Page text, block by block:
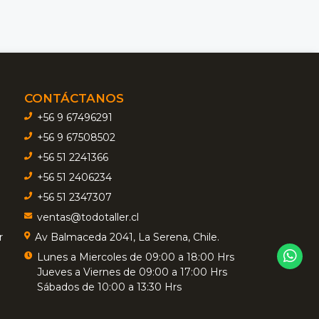
CONTÁCTANOS
+56 9 67496291
+56 9 67508502
+56 51 2241366
+56 51 2406234
+56 51 2347307
ventas@todotaller.cl
Av Balmaceda 2041, La Serena, Chile.
Lunes a Miercoles de 09:00 a 18:00 Hrs
Jueves a Viernes de 09:00 a 17:00 Hrs
Sábados de 10:00 a 13:30 Hrs